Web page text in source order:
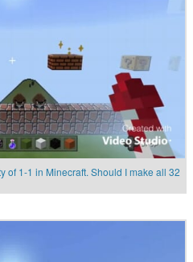
of 1-1 in Minecraft. Should I make all 32